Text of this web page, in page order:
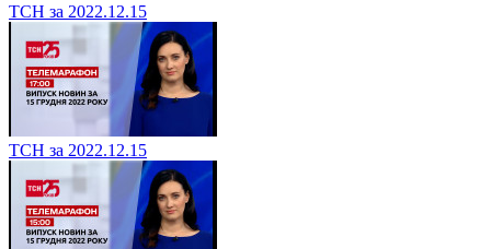
ТСН за 2022.12.15
ТСН за 2022.12.15